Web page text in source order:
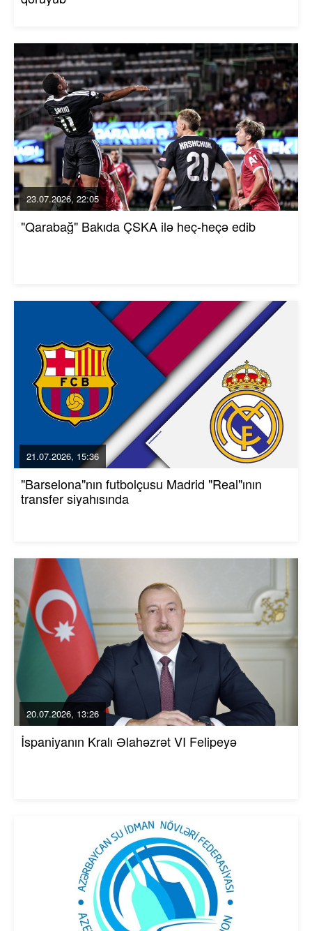
23.07.2026, 22:05
"Qarabağ" Bakıda ÇSKA ilə heç-heçə edib
21.07.2026, 15:36
"Barselona"nın futbolçusu Madrid "Real"ının
transfer siyahısında
20.07.2026, 13:26
İspaniyanın Kralı Əlahəzrət VI Felipeyə